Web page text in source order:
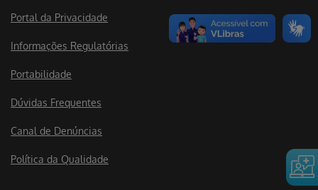
Portal da Privacidade
Informações Regulatórias
Portabilidade
Dúvidas Frequentes
Canal de Denúncias
Política da Qualidade